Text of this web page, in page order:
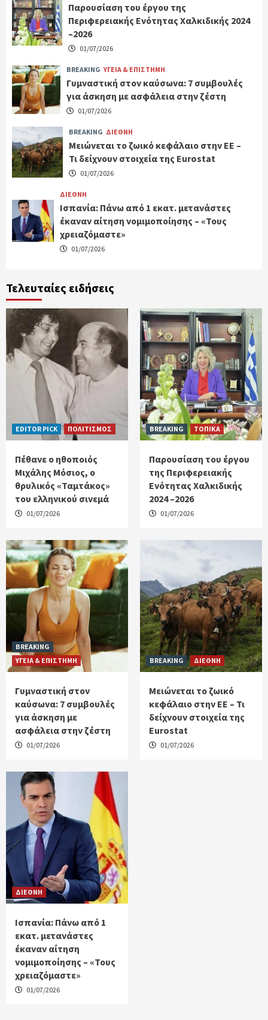
Παρουσίαση του έργου της
Περιφερειακής Ενότητας Χαλκιδικής 2024
–2026
01/07/2026
BREAKING ΥΓΕΙΑ & ΕΠΙΣΤΗΜΗ
Γυμναστική στον καύσωνα: 7 συμβουλές
για άσκηση με ασφάλεια στην ζέστη
01/07/2026
BREAKING ΔΙΕΘΝΗ
Μειώνεται το ζωικό κεφάλαιο στην ΕΕ –
Τι δείχνουν στοιχεία της Eurostat
01/07/2026
ΔΙΕΘΝΗ
Ισπανία: Πάνω από 1 εκατ. μετανάστες
έκαναν αίτηση νομιμοποίησης – «Τους
χρειαζόμαστε»
01/07/2026
Τελευταίες ειδήσεις
EDITOR PICK ΠΟΛΙΤΙΣΜΟΣ
Πέθανε ο ηθοποιός
Μιχάλης Μόσιος, ο
θρυλικός «Ταμτάκος»
του ελληνικού σινεμά
01/07/2026
BREAKING ΤΟΠΙΚΑ
Παρουσίαση του έργου
της Περιφερειακής
Ενότητας Χαλκιδικής
2024 –2026
01/07/2026
BREAKING
ΥΓΕΙΑ & ΕΠΙΣΤΗΜΗ
Γυμναστική στον
καύσωνα: 7 συμβουλές
για άσκηση με
ασφάλεια στην ζέστη
01/07/2026
BREAKING ΔΙΕΘΝΗ
Μειώνεται το ζωικό
κεφάλαιο στην ΕΕ – Τι
δείχνουν στοιχεία της
Eurostat
01/07/2026
ΔΙΕΘΝΗ
Ισπανία: Πάνω από 1
εκατ. μετανάστες
έκαναν αίτηση
νομιμοποίησης – «Τους
χρειαζόμαστε»
01/07/2026